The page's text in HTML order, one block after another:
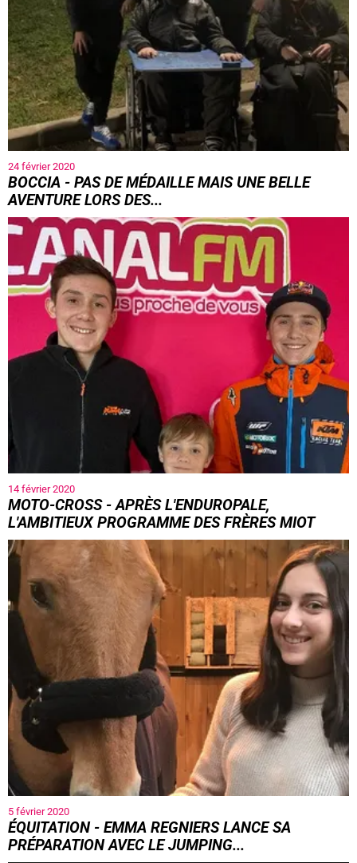
24 février 2020
BOCCIA - PAS DE MÉDAILLE MAIS UNE BELLE
AVENTURE LORS DES...
14 février 2020
MOTO-CROSS - APRÈS L'ENDUROPALE,
L'AMBITIEUX PROGRAMME DES FRÈRES MIOT
5 février 2020
ÉQUITATION - EMMA REGNIERS LANCE SA
PRÉPARATION AVEC LE JUMPING...